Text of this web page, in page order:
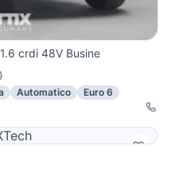
crdi 48V Busine
)
Automatico
Euro 6